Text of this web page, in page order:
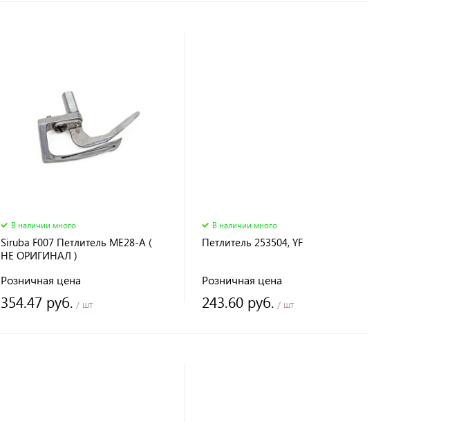
В наличии много
Siruba F007 Петлитель ME28-A (
НЕ ОРИГИНАЛ )
Розничная цена
354.47 руб. / шт
В наличии много
Петлитель 253504, YF
Розничная цена
243.60 руб. / шт